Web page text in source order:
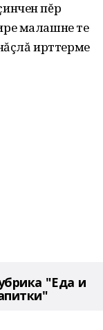
пĕр
малашне те
ирттерме
"Еда и